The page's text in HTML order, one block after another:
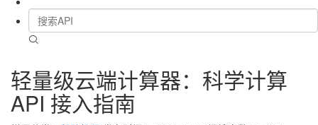
轻量级云端计算器：科学计算
API 接入指南